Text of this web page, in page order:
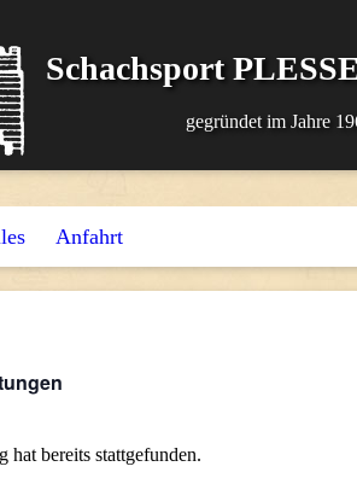
Schachsport
gegründet im Jahre
Anfahrt
hat bereits stattgefunden.